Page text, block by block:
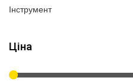
Інструмент
Ціна